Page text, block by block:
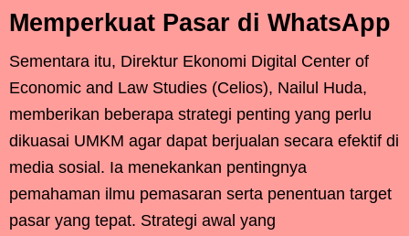
Memperkuat Pasar di WhatsApp
Sementara itu, Direktur Ekonomi Digital Center of
Economic and Law Studies (Celios), Nailul Huda,
memberikan beberapa strategi penting yang perlu
dikuasai UMKM agar dapat berjualan secara efektif di
media sosial. Ia menekankan pentingnya
pemahaman ilmu pemasaran serta penentuan target
pasar yang tepat. Strategi awal yang